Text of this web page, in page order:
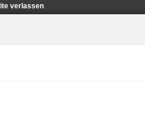
ob diese gute oder schlechte
über diese Website immer
Nachrichten; physische
anbieten. Erkundigen Sie sich bei
so dass Sie nachsehen können,
verlassen